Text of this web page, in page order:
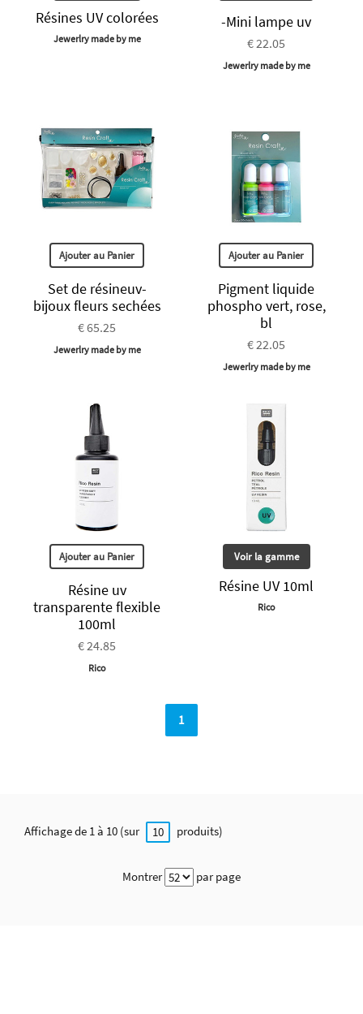
Résines UV colorées
Jewerlry made by me
-Mini lampe uv
€ 22.05
Jewerlry made by me
Ajouter au Panier
Set de résineuv-
bijoux fleurs sechées
€ 65.25
Jewerlry made by me
Ajouter au Panier
Pigment liquide
phospho vert, rose,
bl
€ 22.05
Jewerlry made by me
Ajouter au Panier
Résine uv
transparente flexible
100ml
€ 24.85
Rico
Voir la gamme
Résine UV 10ml
Rico
1
Affichage de 1 à 10 (sur 10 produits)
Montrer par page